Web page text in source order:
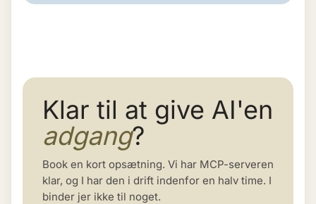
Klar til at give AI'en
adgang?
Book en kort opsætning. Vi har MCP-serveren
klar, og I har den i drift indenfor en halv time. I
binder jer ikke til noget.